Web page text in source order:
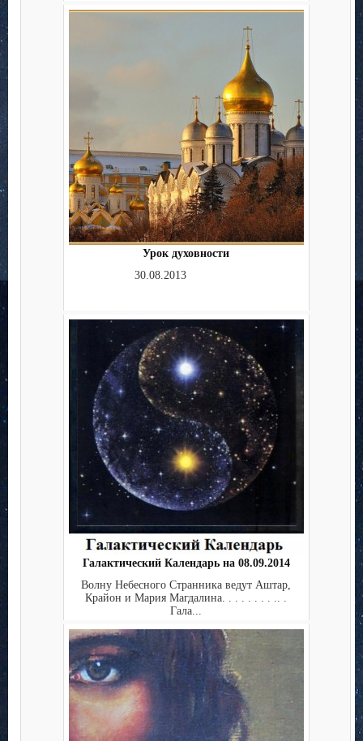
Урок духовности
30.08.2013
Галактический Календарь на 08.09.2014
Волну Небесного Странника ведут Аштар,
Крайон и Мария Магдалина. . . . . . . . .. .
Гала...